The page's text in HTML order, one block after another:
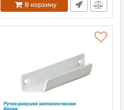
В корзину